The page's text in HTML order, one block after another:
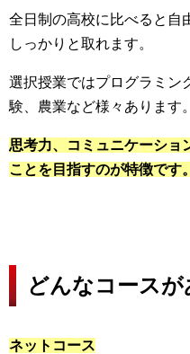
全日制の高校に比べると自
しっかりと取れます。
選択授業ではプログラミン
験、 農業など様々あります。
思考力、コミュニケーショ
ことを目指すのが特徴です。
どんなコースが
ネットコース